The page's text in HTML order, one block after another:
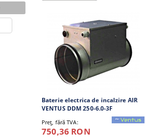
Baterie electrica de incalzire AIR
VENTUS DDM 250-6.0-3F
Preţ, fără TVA:
750,36 RON